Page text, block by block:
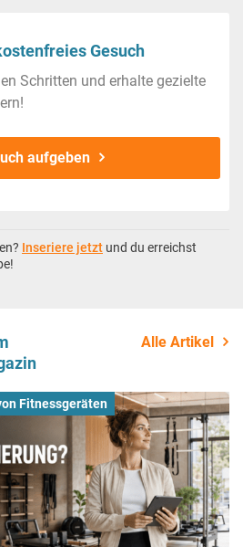
Gesuch
Schritten und erhalte gezielte
aufgeben
Inseriere jetzt und du erreichst
Alle Artikel
Fitnessgeräten